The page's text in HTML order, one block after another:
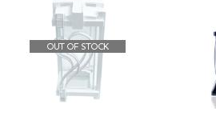
OUT OF STOCK